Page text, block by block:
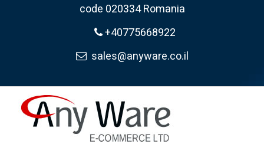
code 020334 Romania
+40775668922
sales@anyware.co.il